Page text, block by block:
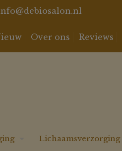
Over ons Reviews
Lichaamsverzorging